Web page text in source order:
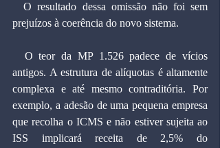
  O resultado dessa omissão não foi sem
prejuízos à coerência do novo sistema.
antigos. A estrutura de alíquotas é altamente
complexa e até mesmo contraditória. Por
exemplo, a adesão de uma pequena empresa
que recolha o ICMS e não estiver sujeita ao
ISS implicará receita de 2,5% do